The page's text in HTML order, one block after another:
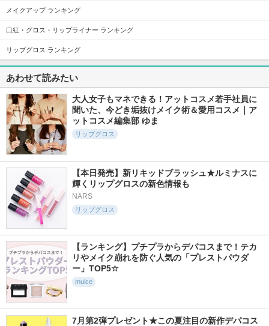
5.4
10565件
ハンオールブロウカ
ラ
rom&nd
ポッピングシルエッ
トシャドウ
フィー 3Dボリュー
ミンググロス
5.6
6972件
RMK デューイーメ
ルト リップカラー
RMK
シグニチャー カラ
ー アイズ
チークブラッシュ
5.1
3291件
影色リップメイカー
セザンヌ
メイクアップ ランキング
口紅・グロス・リップライナー ランキング
リップグロス ランキング
あわせて読みたい
大人女子もマネできる！アットコスメ若手社員に
聞いた、今どき垢抜けメイク術＆愛用コスメ｜ア
ットコスメ編集部 ゆま
リップグロス
【本日発売】新リキッドブラッシュ★ルミナスに
輝くリップグロスの新色情報も
NARS
リップグロス
【ランキング】プチプラからデパコスまで！テカ
リやメイク崩れを防ぐ人気の「プレストパウダ
ー」TOP5☆
muice
7月第2弾プレゼント★この夏注目の新作デパコス